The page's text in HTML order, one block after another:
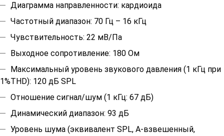
Диаграмма направленности: кардиоида
Частотный диапазон: 70 Гц – 16 кГц
Чувствительность: 22 мВ/Па
Выходное сопротивление: 180 Ом
Максимальный уровень звукового давления (1 кГц при
1%THD): 120 дБ SPL
Отношение сигнал/шум (1 кГц: 67 дБ)
Динамический диапазон: 93 дБ
Уровень шума (эквивалент SPL, А-взвешенный,